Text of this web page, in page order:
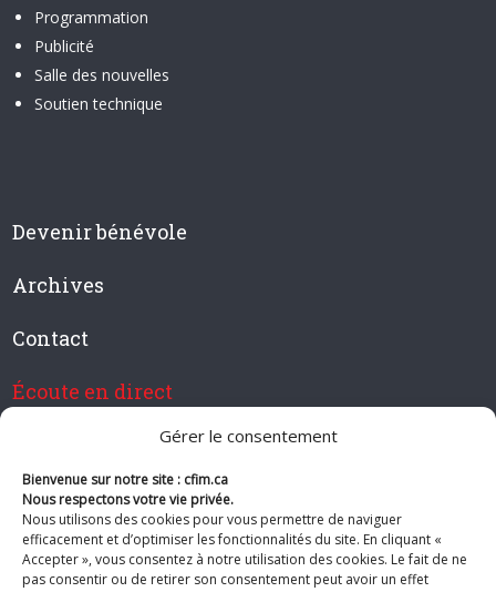
Gérer le consentement
Bienvenue sur notre site : cfim.ca
Nous respectons votre vie privée.
Nous utilisons des cookies pour vous permettre de naviguer
efficacement et d’optimiser les fonctionnalités du site. En cliquant «
Accepter », vous consentez à notre utilisation des cookies. Le fait de ne
pas consentir ou de retirer son consentement peut avoir un effet
Programmation
Publicité
Salle des nouvelles
Soutien technique
Devenir bénévole
Archives
Contact
Écoute en direct
Devenir membre de CFIM